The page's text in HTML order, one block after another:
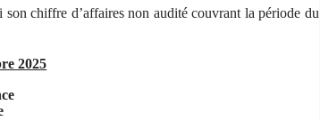
chiffre d’affaires non audité couvrant la période du
2025